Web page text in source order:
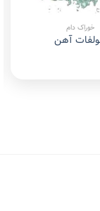
خوراک دام
آهن